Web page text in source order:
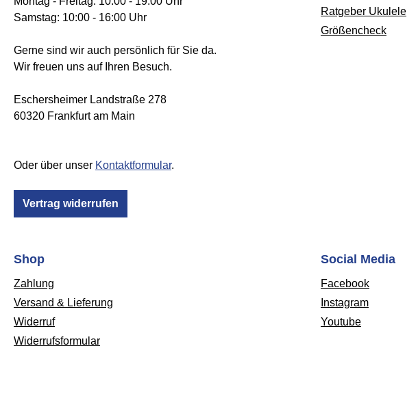
Samstag: 10:00 - 16:00 Uhr
Gerne sind wir auch persönlich für Sie da.
Wir freuen uns auf Ihren Besuch.
Eschersheimer Landstraße 278
60320 Frankfurt am Main
Oder über unser Kontaktformular.
Vertrag widerrufen
Ratgeber Ukulele
Größencheck
Shop
Zahlung
Versand & Lieferung
Widerruf
Widerrufsformular
Social Media
Facebook
Instagram
Youtube